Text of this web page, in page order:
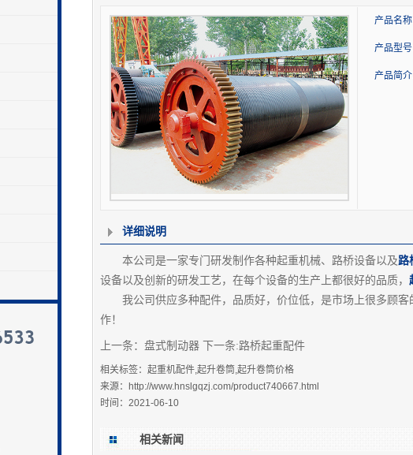
产品名称
产品型号
产品简介
详细说明
本公司是一家专门研发制作各种起重机械、路桥设备以及路
设备以及创新的研发工艺，在每个设备的生产上都很好的品质，
我公司供应多种配件，品质好，价位低，是市场上很多顾客
作！
上一条： 盘式制动器 下一条:路桥起重配件
相关标签：起重机配件,起升卷筒,起升卷筒价格
来源：
http://www.hnslgqzj.com/product740667.html
时间：2021-06-10
相关新闻